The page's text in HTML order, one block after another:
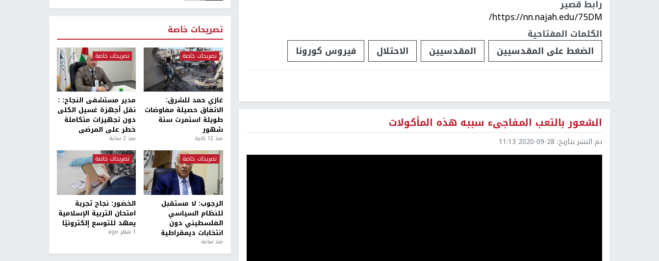
رابط قصير
https://nn.najah.edu/75DM/
الكلمات المفتاحية
الضغط على المقدسيين
المقدسيين الاحتلال فيروس كورونا
الشعور بالتعب المفاجىء سببه هذه المأكولات
تم النشر بتاريخ: 2020-09-28 11:13
تصريحات خاصة
تصريحات خاصة
غازي حمد للشرق:
الاتفاق حصيلة مفاوضات
طويلة استمرت ستة
شهور
منذ 12 ثانية
تصريحات خاصة
مدير مستشفى النجاح: :
نقل أجهزة غسيل الكلى
دون تجهيزات متكاملة
خطر على المرضى
منذ 2 ساعة
تصريحات خاصة
الرجوب: لا مستقبل
للنظام السياسي
الفلسطيني دون
انتخابات ديمقراطية
منذ ساعة
تصريحات خاصة
الخضور: نجاح تجربة
امتحان التربية الإسلامية
يمهد للتوسع إلكترونيًا
1 شهر ago